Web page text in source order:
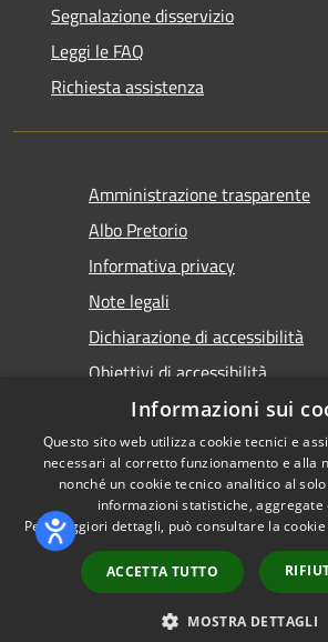
Segnalazione disservizio
Leggi le FAQ
Richiesta assistenza
Amministrazione trasparente
Albo Pretorio
Informativa privacy
Note legali
Dichiarazione di accessibilità
Obiettivi di accessibilità
RSS
Accessibilità
Informazioni sui
Questo sito web utilizza cookie tecnici e
necessari al corretto funzionamento e alla
nonché un cookie tecnico analitico al
informazioni statistiche, aggregate
Per maggiori dettagli, può consultare la
ACCETTA TUTTO
MOSTRA DETTAGLI
Premi